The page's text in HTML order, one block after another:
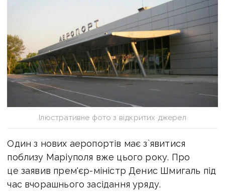
Ілюстративне фото з відкритих джерел
Один з нових аеропортів має з`явитися
поблизу Маріуполя вже цього року. Про
це заявив прем'єр-міністр Денис Шмигаль під
час вчорашнього засідання уряду.